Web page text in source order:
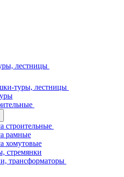
лестницы
туры, лестницы
строительные
рамные
хомутовые
стремянки
трансформаторы